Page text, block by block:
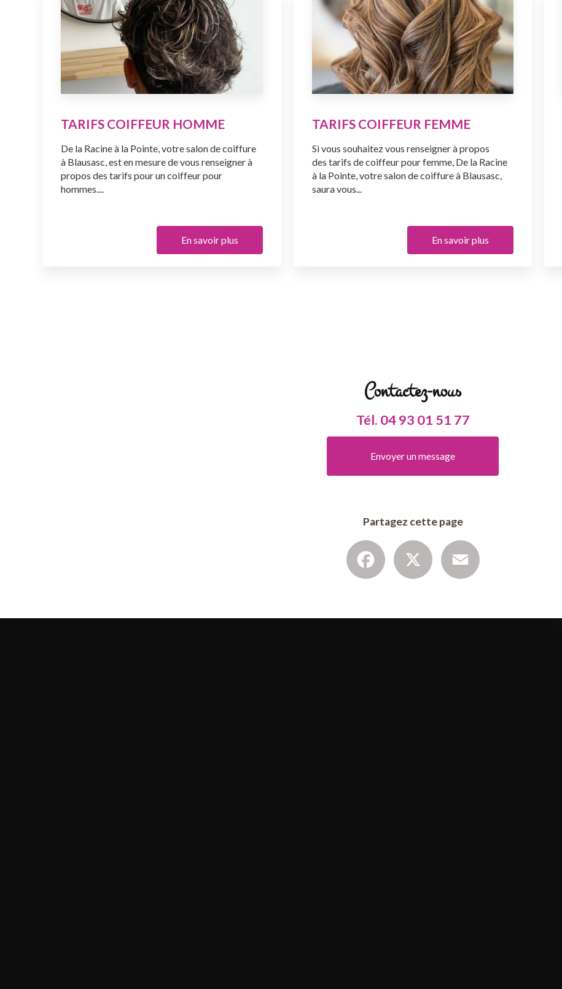
TARIFS COIFFEUR HOMME
De la Racine à la Pointe, votre salon de coiffure
à Blausasc, est en mesure de vous renseigner à
propos des tarifs pour un coiffeur pour
hommes....
En savoir plus
TARIFS COIFFEUR FEMME
Si vous souhaitez vous renseigner à propos
des tarifs de coiffeur pour femme, De la Racine
à la Pointe, votre salon de coiffure à Blausasc,
saura vous...
En savoir plus
Contactez-nous
Tél. 04 93 01 51 77
Envoyer un message
Partagez cette page
Facebook